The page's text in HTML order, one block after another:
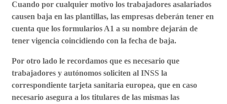
Cuando por cualquier motivo los trabajadores asalariados
causen baja en las plantillas, las empresas deberán tener en
cuenta que los formularios A1 a su nombre dejarán de
tener vigencia coincidiendo con la fecha de baja.
Por otro lado le recordamos que es necesario que
trabajadores y autónomos soliciten al INSS la
correspondiente tarjeta sanitaria europea, que en caso
necesario asegura a los titulares de las mismas las